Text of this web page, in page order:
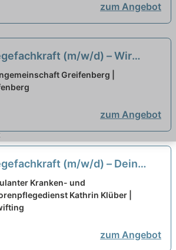
zum Angebot
(m/w/d) – Wir
Zuwachs in unserem Team!
Greifenberg |
zum Angebot
(m/w/d) – Dein
Arbeitsplatz in einem Team,
Du zählen kannst! neu
Kranken- und
Kathrin Klüber |
zum Angebot